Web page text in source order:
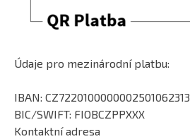
Údaje pro mezinárodní platbu:
IBAN: CZ7220100000002501062313
BIC/SWIFT: FIOBCZPPXXX
Kontaktní adresa